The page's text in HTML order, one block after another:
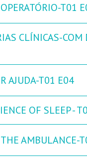
T01
CLÍNICAS-COM
AJUDA-T01 E04
OF SLEEP -
AMBULANCE-